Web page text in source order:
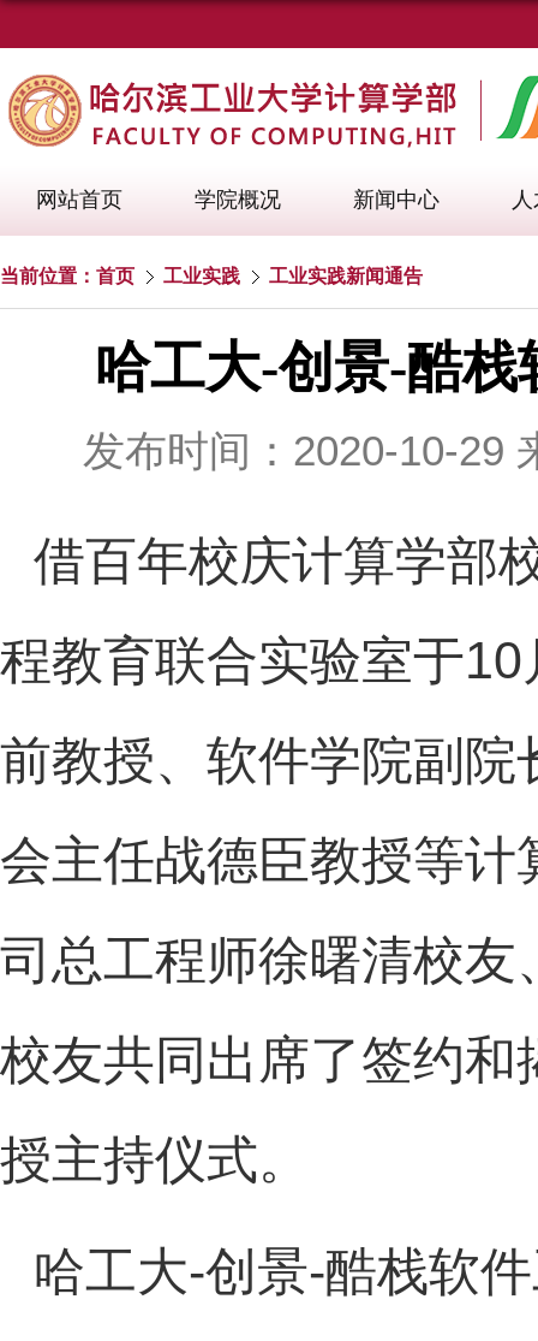
网站首页 学院概况 新闻中心
当前位置： 首页 工业实践 工业实践新闻通告
哈工大-创景-酷
发布时间：2020-10-29
借百年校庆计算学部
程教育联合实验室于10
前教授、软件学院副
会主任战德臣教授等
司总工程师徐曙清校
校友共同出席了签约
授主持仪式。
哈工大-创景-酷栈软